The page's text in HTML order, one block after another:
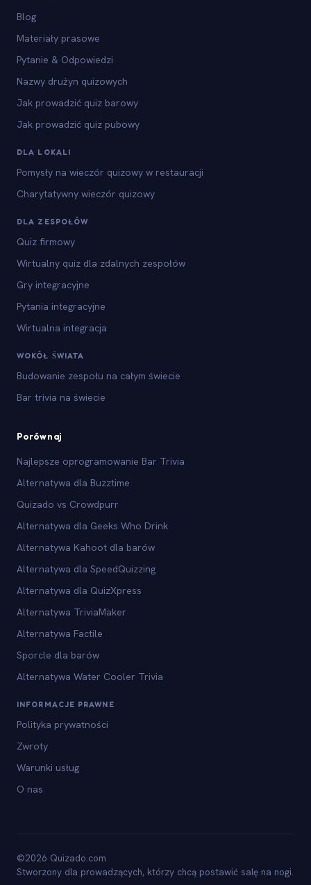
Blog
Materiały prasowe
Pytanie & Odpowiedzi
Nazwy drużyn quizowych
Jak prowadzić quiz barowy
Jak prowadzić quiz pubowy
DLA LOKALI
Pomysły na wieczór quizowy w restauracji
Charytatywny wieczór quizowy
DLA ZESPOŁÓW
Quiz firmowy
Wirtualny quiz dla zdalnych zespołów
Gry integracyjne
Pytania integracyjne
Wirtualna integracja
WOKÓŁ ŚWIATA
Budowanie zespołu na całym świecie
Bar trivia na świecie
Porównaj
Najlepsze oprogramowanie Bar Trivia
Alternatywa dla Buzztime
Quizado vs Crowdpurr
Alternatywa dla Geeks Who Drink
Alternatywa Kahoot dla barów
Alternatywa dla SpeedQuizzing
Alternatywa dla QuizXpress
Alternatywa TriviaMaker
Alternatywa Factile
Sporcle dla barów
Alternatywa Water Cooler Trivia
INFORMACJE PRAWNE
Polityka prywatności
Zwroty
Warunki usług
O nas
©2026 Quizado.com
Stworzony dla prowadzących, którzy chcą postawić salę na nogi.